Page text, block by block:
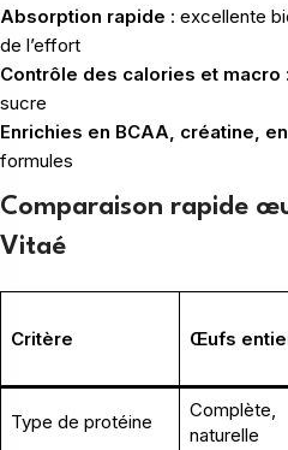
Absorption rapide : excellente
de l’effort
Contrôle des calories et macro
sucre
Enrichies en BCAA, créatine,
formules
Comparaison rapide
Vitaé
Critère Œufs
Type de protéine
Complète,
naturelle